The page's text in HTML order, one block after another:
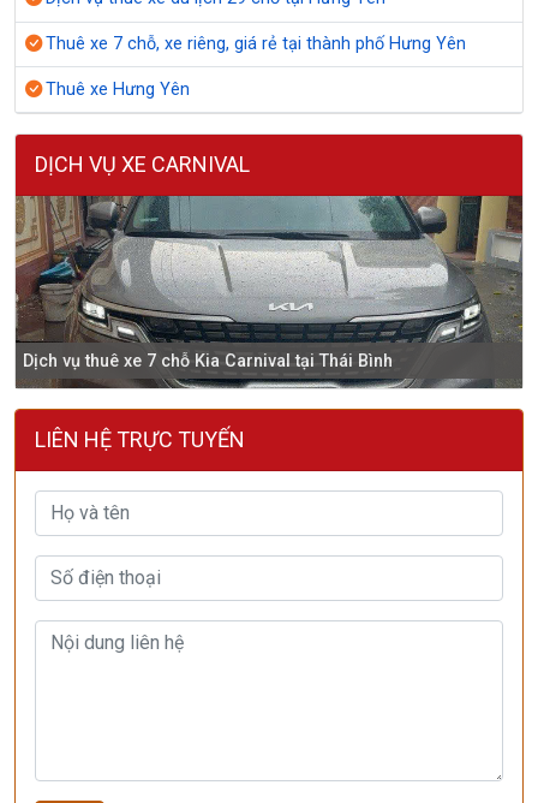
Thuê xe 7 chỗ, xe riêng, giá rẻ tại thành phố Hưng Yên
Thuê xe Hưng Yên
DỊCH VỤ XE CARNIVAL
Dịch vụ thuê xe 7 chỗ Kia Carnival tại Thái Bình
LIÊN HỆ TRỰC TUYẾN